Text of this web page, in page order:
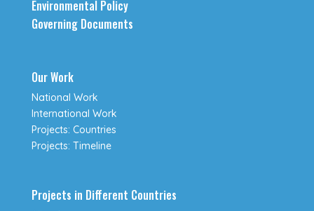
Environmental Policy
Governing Documents
Our Work
National Work
International Work
Projects: Countries
Projects: Timeline
Projects in Different Countries